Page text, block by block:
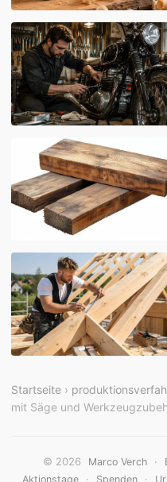
Startseite ›
mit Säge und
© 2026 Marco Verch ·
Aktionstage · Spenden ·